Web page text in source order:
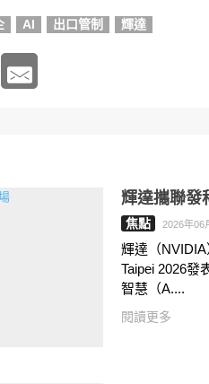
AI 出口管制 輝達
輝達攜聯發
焦點 2026年06
輝達（
Taipei 2026發
智慧（A....
閱讀更多